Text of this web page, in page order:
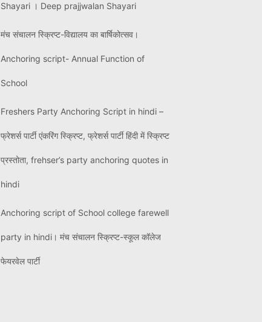
Shayari । Deep prajjwalan Shayari
मंच संचालन स्क्रिप्ट-विद्यालय का बार्षिकोत्सव।
Anchoring script- Annual Function of
School
Freshers Party Anchoring Script in hindi –
फ्रेशर्स पार्टी एंकरिंग स्क्रिप्ट, फ्रेशर्स पार्टी हिंदी में स्क्रिप्ट
प्रस्तोता, frehser’s party anchoring quotes in
hindi
Anchoring script of School college farewell
party in hindi। मंच संचालन स्क्रिप्ट-स्कूल कॉलेज
फेयरवेल पार्टी